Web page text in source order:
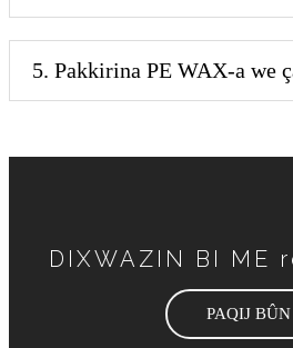
5. Pakkirina PE WAX-a we
DIXWAZIN BI ME
PAQIJ BÛN